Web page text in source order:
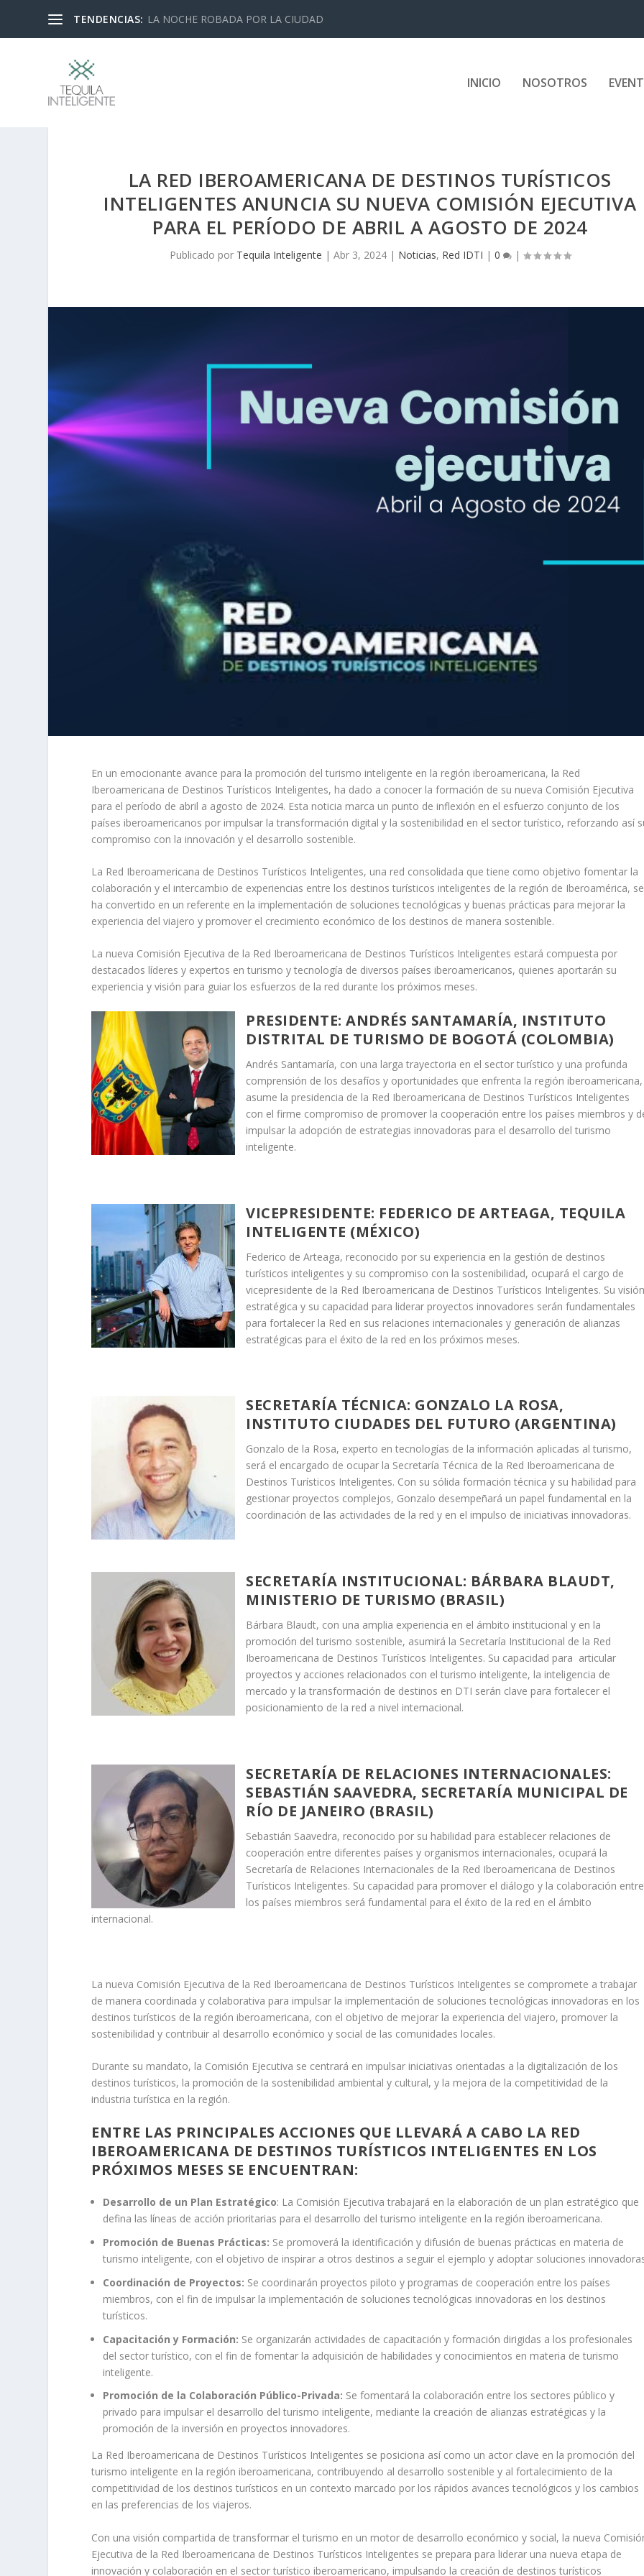
TENDENCIAS: LA NOCHE ROBADA POR LA CIUDAD
INICIO NOSOTROS
LA RED IBEROAMERICANA DE DESTINOS TURÍSTICOS
INTELIGENTES ANUNCIA SU NUEVA COMISIÓN EJECUTIVA
PARA EL PERÍODO DE ABRIL A AGOSTO DE 2024
Publicado por Tequila Inteligente | Abr 3, 2024| Noticias, Red IDTI | 0 |
En un emocionante avance para la promoción del turismo inteligente en la región iberoamericana, la Red
Iberoamericana de Destinos Turísticos Inteligentes, ha dado a conocer la formación de su nueva Comisión Ejecutiva
para el período de abril a agosto de 2024. Esta noticia marca un punto de inflexión en el esfuerzo conjunto de los
países iberoamericanos por impulsar la transformación digital y la sostenibilidad en el sector turístico, reforzando así
compromiso con la innovación y el desarrollo sostenible.
La Red Iberoamericana de Destinos Turísticos Inteligentes, una red consolidada que tiene como objetivo fomentar la
colaboración y el intercambio de experiencias entre los destinos turísticos inteligentes de la región de Iberoamérica, se
ha convertido en un referente en la implementación de soluciones tecnológicas y buenas prácticas para mejorar la
experiencia del viajero y promover el crecimiento económico de los destinos de manera sostenible.
La nueva Comisión Ejecutiva de la Red Iberoamericana de Destinos Turísticos Inteligentes estará compuesta por
destacados líderes y expertos en turismo y tecnología de diversos países iberoamericanos, quienes aportarán su
experiencia y visión para guiar los esfuerzos de la red durante los próximos meses.
PRESIDENTE: ANDRÉS SANTAMARÍA, INSTITUTO
DISTRITAL DE TURISMO DE BOGOTÁ (COLOMBIA)
Andrés Santamaría, con una larga trayectoria en el sector turístico y una profunda
comprensión de los desafíos y oportunidades que enfrenta la región iberoamericana,
asume la presidencia de la Red Iberoamericana de Destinos Turísticos Inteligentes
con el firme compromiso de promover la cooperación entre los países miembros y
impulsar la adopción de estrategias innovadoras para el desarrollo del turismo
inteligente.
VICEPRESIDENTE: FEDERICO DE ARTEAGA, TEQUILA
INTELIGENTE (MÉXICO)
Federico de Arteaga, reconocido por su experiencia en la gestión de destinos
turísticos inteligentes y su compromiso con la sostenibilidad, ocupará el cargo de
vicepresidente de la Red Iberoamericana de Destinos Turísticos Inteligentes. Su
estratégica y su capacidad para liderar proyectos innovadores serán fundamentales
para fortalecer la Red en sus relaciones internacionales y generación de alianzas
estratégicas para el éxito de la red en los próximos meses.
SECRETARÍA TÉCNICA: GONZALO LA ROSA,
INSTITUTO CIUDADES DEL FUTURO (ARGENTINA)
Gonzalo de la Rosa, experto en tecnologías de la información aplicadas al turismo,
será el encargado de ocupar la Secretaría Técnica de la Red Iberoamericana de
Destinos Turísticos Inteligentes. Con su sólida formación técnica y su habilidad para
gestionar proyectos complejos, Gonzalo desempeñará un papel fundamental en la
coordinación de las actividades de la red y en el impulso de iniciativas innovadoras.
SECRETARÍA INSTITUCIONAL: BÁRBARA BLAUDT,
MINISTERIO DE TURISMO (BRASIL)
Bárbara Blaudt, con una amplia experiencia en el ámbito institucional y en la
promoción del turismo sostenible, asumirá la Secretaría Institucional de la Red
Iberoamericana de Destinos Turísticos Inteligentes. Su capacidad para articular
proyectos y acciones relacionados con el turismo inteligente, la inteligencia de
mercado y la transformación de destinos en DTI serán clave para fortalecer el
posicionamiento de la red a nivel internacional.
SECRETARÍA DE RELACIONES INTERNACIONALES:
SEBASTIÁN SAAVEDRA, SECRETARÍA MUNICIPAL DE
RÍO DE JANEIRO (BRASIL)
Sebastián Saavedra, reconocido por su habilidad para establecer relaciones de
cooperación entre diferentes países y organismos internacionales, ocupará la
Secretaría de Relaciones Internacionales de la Red Iberoamericana de Destinos
Turísticos Inteligentes. Su capacidad para promover el diálogo y la colaboración entre
los países miembros será fundamental para el éxito de la red en el ámbito
internacional.
La nueva Comisión Ejecutiva de la Red Iberoamericana de Destinos Turísticos Inteligentes se compromete a trabajar
de manera coordinada y colaborativa para impulsar la implementación de soluciones tecnológicas innovadoras en los
destinos turísticos de la región iberoamericana, con el objetivo de mejorar la experiencia del viajero, promover la
sostenibilidad y contribuir al desarrollo económico y social de las comunidades locales.
Durante su mandato, la Comisión Ejecutiva se centrará en impulsar iniciativas orientadas a la digitalización de los
destinos turísticos, la promoción de la sostenibilidad ambiental y cultural, y la mejora de la competitividad de la
industria turística en la región.
ENTRE LAS PRINCIPALES ACCIONES QUE LLEVARÁ A CABO LA RED
IBEROAMERICANA DE DESTINOS TURÍSTICOS INTELIGENTES EN LOS
PRÓXIMOS MESES SE ENCUENTRAN:
Desarrollo de un Plan Estratégico: La Comisión Ejecutiva trabajará en la elaboración de un plan estratégico que
defina las líneas de acción prioritarias para el desarrollo del turismo inteligente en la región iberoamericana.
Promoción de Buenas Prácticas: Se promoverá la identificación y difusión de buenas prácticas en materia de
turismo inteligente, con el objetivo de inspirar a otros destinos a seguir el ejemplo y adoptar soluciones
Coordinación de Proyectos: Se coordinarán proyectos piloto y programas de cooperación entre los países
miembros, con el fin de impulsar la implementación de soluciones tecnológicas innovadoras en los destinos
turísticos.
Capacitación y Formación: Se organizarán actividades de capacitación y formación dirigidas a los profesionales
del sector turístico, con el fin de fomentar la adquisición de habilidades y conocimientos en materia de turismo
inteligente.
Promoción de la Colaboración Público-Privada: Se fomentará la colaboración entre los sectores público y
privado para impulsar el desarrollo del turismo inteligente, mediante la creación de alianzas estratégicas y la
promoción de la inversión en proyectos innovadores.
La Red Iberoamericana de Destinos Turísticos Inteligentes se posiciona así como un actor clave en la promoción del
turismo inteligente en la región iberoamericana, contribuyendo al desarrollo sostenible y al fortalecimiento de la
competitividad de los destinos turísticos en un contexto marcado por los rápidos avances tecnológicos y los cambios
en las preferencias de los viajeros.
Con una visión compartida de transformar el turismo en un motor de desarrollo económico y social, la nueva
Ejecutiva de la Red Iberoamericana de Destinos Turísticos Inteligentes se prepara para liderar una nueva etapa de
innovación y colaboración en el sector turístico iberoamericano, impulsando la creación de destinos turísticos